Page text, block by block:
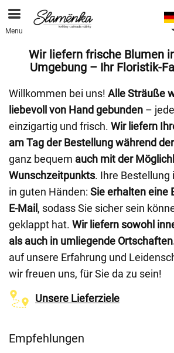
Menu
Wir liefern frische Blumen
Umgebung – Ihr Floristik-
Willkommen bei uns! Alle Sträuße
liebevoll von Hand gebunden –
einzigartig und frisch. Wir liefern
am Tag der Bestellung während
ganz bequem auch mit der
Wunschzeitpunkts. Ihre Bestellung
in guten Händen: Sie erhalten eine
E-Mail , sodass Sie sicher sein
geklappt hat. Wir liefern sowohl
als auch in umliegende
auf unsere Erfahrung und
wir freuen uns, für Sie da zu sein!
Unsere Lieferziele
Empfehlungen